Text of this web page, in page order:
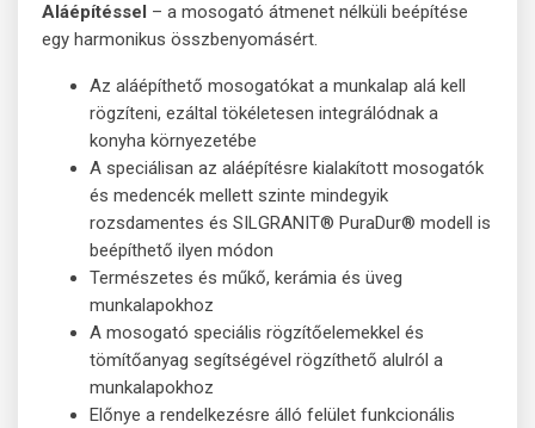
Aláépítéssel – a mosogató átmenet nélküli beépítése
egy harmonikus összbenyomásért.
Az aláépíthető mosogatókat a munkalap alá kell
rögzíteni, ezáltal tökéletesen integrálódnak a
konyha környezetébe
A speciálisan az aláépítésre kialakított mosogatók
és medencék mellett szinte mindegyik
rozsdamentes és SILGRANIT® PuraDur® modell is
beépíthető ilyen módon
Természetes és műkő, kerámia és üveg
munkalapokhoz
A mosogató speciális rögzítőelemekkel és
tömítőanyag segítségével rögzíthető alulról a
munkalapokhoz
Előnye a rendelkezésre álló felület funkcionális